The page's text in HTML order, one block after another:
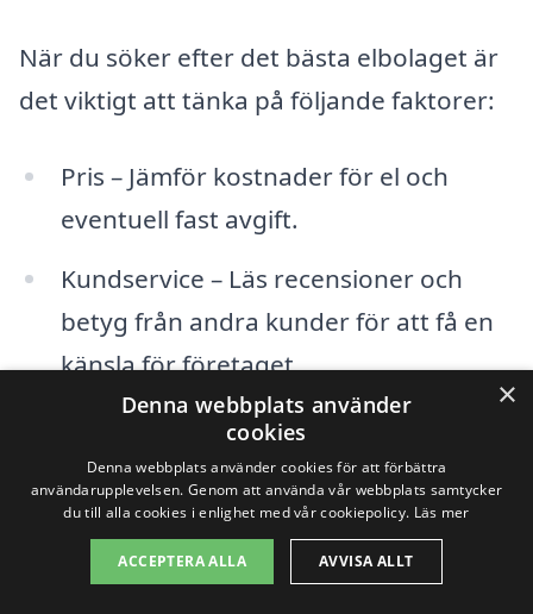
När du söker efter det bästa elbolaget är
det viktigt att tänka på följande faktorer:
Pris – Jämför kostnader för el och
eventuell fast avgift.
Kundservice – Läs recensioner och
betyg från andra kunder för att få en
känsla för företaget.
Avtalets villkor – Se över vad som ingår
i avtalet och om det finns några dolda
avgifter.
Förnybar energi – Om miljön är viktig
×
Denna webbplats använder
cookies
Denna webbplats använder cookies för att förbättra
användarupplevelsen. Genom att använda vår webbplats samtycker
du till alla cookies i enlighet med vår cookiepolicy. Läs mer
ACCEPTERA ALLA AVVISA ALLT